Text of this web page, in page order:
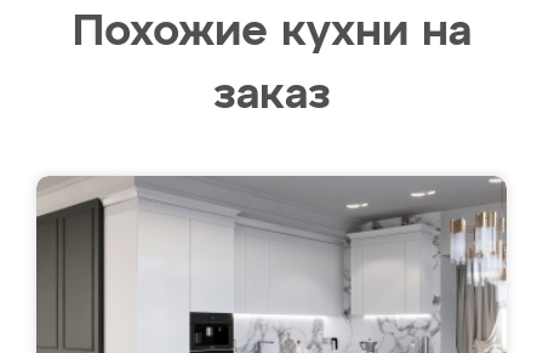
Похожие кухни на
заказ